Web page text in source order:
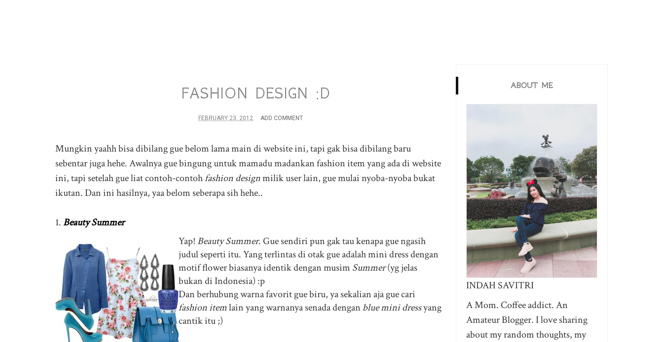
FASHION DESIGN :D
FEBRUARY 23, 2012 ADD COMMENT
Mungkin yaahh bisa dibilang gue belom lama main di website ini, tapi gak bisa dibilang baru
sebentar juga hehe. Awalnya gue bingung untuk mamadu madankan fashion item yang ada di website
ini, tapi setelah gue liat contoh-contohfashion designmilik user lain, gue mulai nyoba-nyoba bukat
ikutan. Dan ini hasilnya, yaa belom seberapa sih hehe..
1.Beauty Summer
Yap! Beauty Summer. Gue sendiri pun gak tau kenapa gue ngasih
judul seperti itu. Yang terlintas di otak gue adalah mini dress dengan
motif flower biasanya identik dengan musim Summer(yg jelas
bukan di Indonesia) :p
Dan berhubung warna favorit gue biru, ya sekalian aja gue cari
fashion itemlain yang warnanya senada dengan blue mini dressyang
cantik itu ;)
ABOUT ME
INDAH SAVITRI
A Mom. Coffee addict. An
Amateur Blogger. I love sharing
about my random thoughts, my